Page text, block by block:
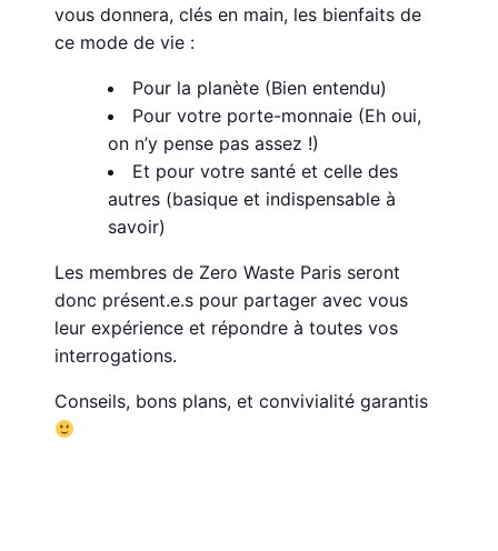
vous donnera, clés en main, les bienfaits de
ce mode de vie :
Pour la planète (Bien entendu)
Pour votre porte-monnaie (Eh oui,
on n’y pense pas assez !)
Et pour votre santé et celle des
autres (basique et indispensable à
savoir)
Les membres de Zero Waste Paris seront
donc présent.e.s pour partager avec vous
leur expérience et répondre à toutes vos
interrogations.
Conseils, bons plans, et convivialité garantis